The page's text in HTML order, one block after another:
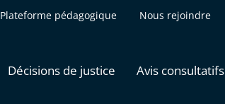
Plateforme pédagogique Nous rejoindre
Décisions de justice Avis consultatifs